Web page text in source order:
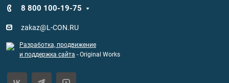
8 800 100-19-75
zakaz@L-CON.RU
Разработка, продвижение
и поддержка сайта - Original Works